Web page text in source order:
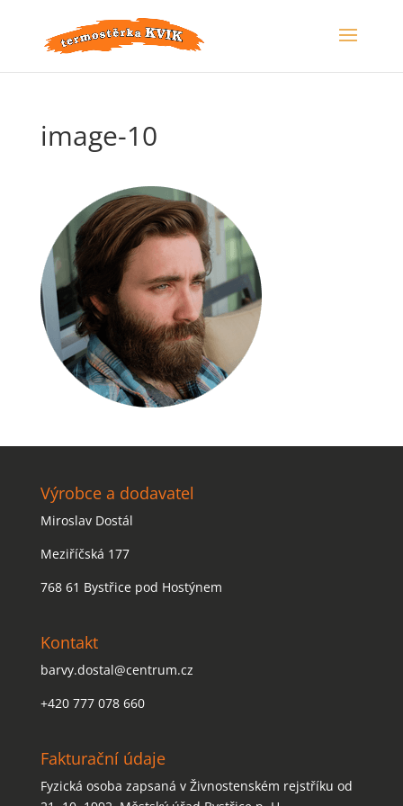
image-10
Výrobce a dodavatel
Miroslav Dostál
Meziříčská 177
768 61 Bystřice pod Hostýnem
Kontakt
barvy.dostal@centrum.cz
+420 777 078 660
Fakturační údaje
Fyzická osoba zapsaná v Živnostenském rejstříku od